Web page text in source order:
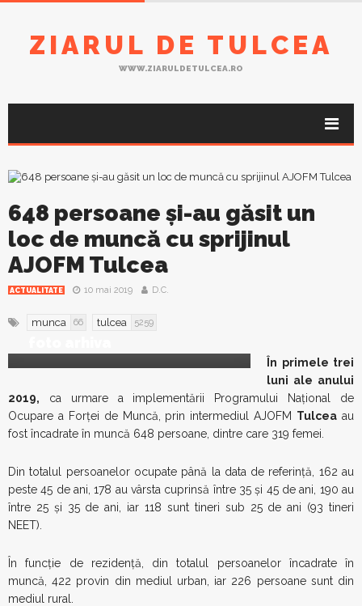
ZIARUL DE TULCEA
WWW.ZIARULDETULCEA.RO
648 persoane şi-au găsit un
loc de muncă cu sprijinul
AJOFM Tulcea
ACTUALITATE 10 mai 2019 D.C.
munca 66 tulcea 5259
În primele trei
luni ale anului
2019, ca urmare a implementării Programului Naţional de
Ocupare a Forţei de Muncă, prin intermediul AJOFM Tulcea au
fost încadrate în muncă 648 persoane, dintre care 319 femei.
Din totalul persoanelor ocupate până la data de referință, 162 au
peste 45 de ani, 178 au vârsta cuprinsă între 35 și 45 de ani, 190 au
între 25 și 35 de ani, iar 118 sunt tineri sub 25 de ani (93 tineri
NEET).
În funcţie de rezidenţă, din totalul persoanelor încadrate în
muncă, 422 provin din mediul urban, iar 226 persoane sunt din
mediul rural.